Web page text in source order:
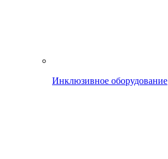
Инклюзивное оборудование